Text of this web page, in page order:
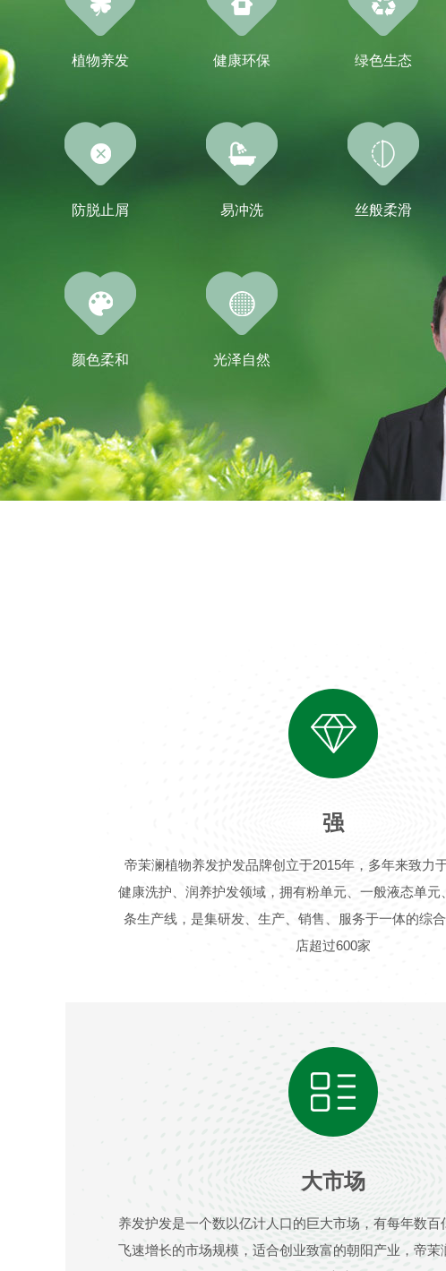
植物养发 健康环保 绿色生态
防脱止屑 易冲洗 丝般柔滑
颜色柔和 光泽自然
强
帝茉澜植物养发护发品牌创立于2015年，多年来致力
健康洗护、润养护发领域，拥有粉单元、一般液态单元
条生产线，是集研发、生产、销售、服务于一体的综
店超过600家
大市场
养发护发是一个数以亿计人口的巨大市场，有每年数百
飞速增长的市场规模，适合创业致富的朝阳产业，帝茉